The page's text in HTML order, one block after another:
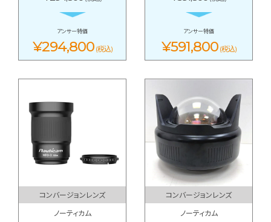
アンサー特価
¥294,800 (税込)
アンサー特価
¥591,800 (税込)
コンバージョンレンズ
ノーティカム
コンバージョンレンズ
ノーティカム